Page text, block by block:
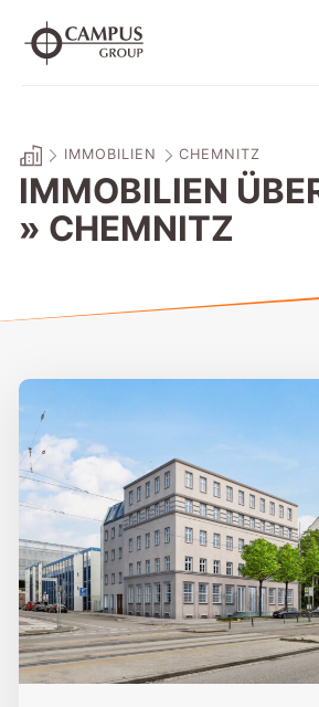
Inhalt
springen
IMMOBILIEN CHEMNITZ
IMMOBILIEN
» CHEMNITZ